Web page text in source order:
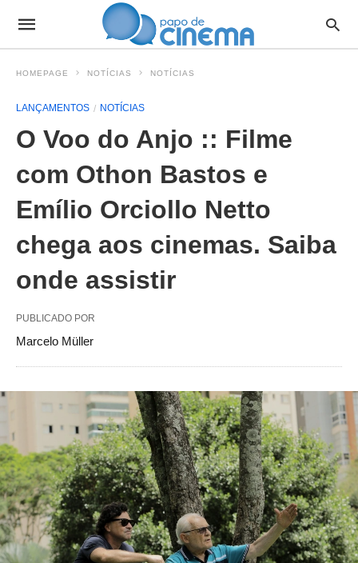
HOMEPAGE NOTÍCIAS NOTÍCIAS
LANÇAMENTOS NOTÍCIAS
O Voo do Anjo :: Filme
com Othon Bastos e
Emílio Orciollo Netto
chega aos cinemas. Saiba
onde assistir
PUBLICADO POR
Marcelo Müller